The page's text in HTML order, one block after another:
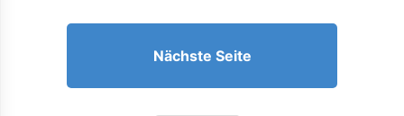
Nächste Seite